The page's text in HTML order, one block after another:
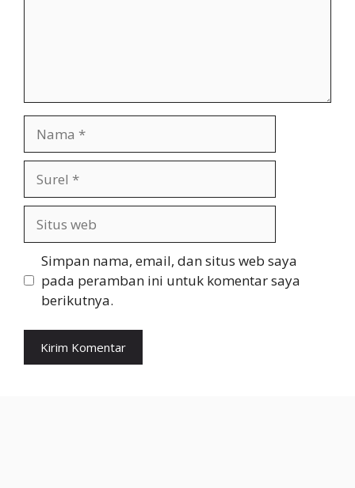
web
Simpan nama, email, dan situs web saya
pada peramban ini untuk komentar saya
berikutnya.